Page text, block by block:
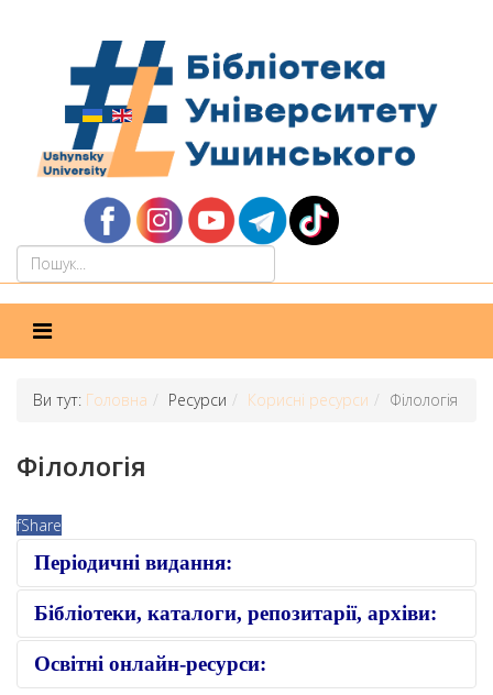
Ви тут: Головна Ресурси Корисні ресурси Філологія
Філологія
fShare
Періодичні видання:
Бібліотеки, каталоги, репозитарії, архіви:
Освітні онлайн-ресурси: